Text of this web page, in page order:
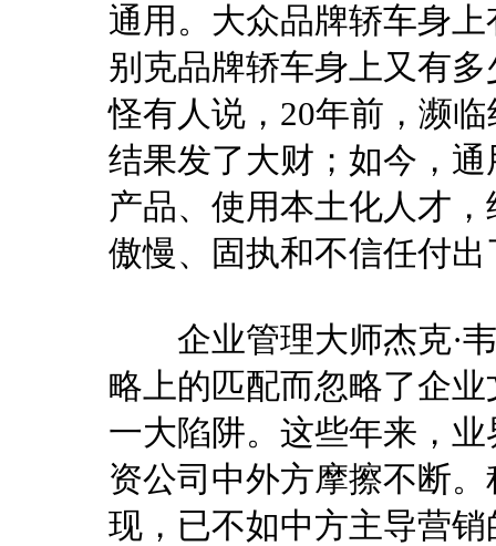
通用。大众品牌轿车身
别克品牌轿车身上又有
怪有人说，20年前，濒
结果发了大财；如今，
产品、使用本土化人才
傲慢、固执和不信任付
企业管理大师杰克·韦
略上的匹配而忽略了企
一大陷阱。这些年来，
资公司中外方摩擦不断
现，已不如中方主导营